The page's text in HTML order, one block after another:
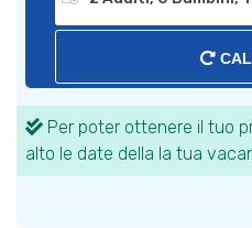
Per poter ottenere il tuo
alto le date della la tua